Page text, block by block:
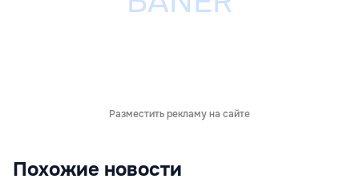
Разместить рекламу на сайте
Похожие новости